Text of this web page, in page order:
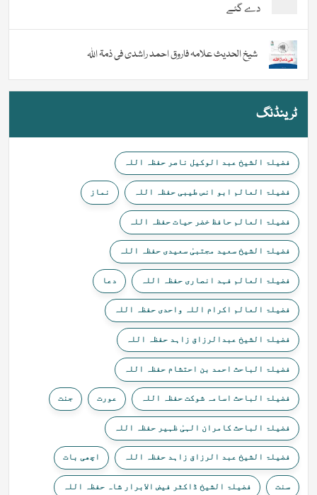
دے گئے
شیخ الحدیث علامہ فاروق احمد راشدی فی ذمۃ اللہ
ٹرینڈنگ
فضیلۃ الشیخ عبد الوکیل ناصر حفظہ اللہ
فضیلۃ العالم ابو انس طیبی حفظہ اللہ نماز
فضیلۃ العالم حافظ خضر حیات حفظہ اللہ
فضیلۃ الشیخ سعید مجتبیٰ سعیدی حفظہ اللہ
فضیلۃ العالم فہد انصاری حفظہ اللہ دعا
فضیلۃ العالم اکرام اللہ واحدی حفظہ اللہ
فضیلۃ الشیخ عبدالرزاق زاہد حفظہ اللہ
فضیلۃ الباحث احمد بن احتشام حفظہ اللہ
فضیلۃ الباحث اسامہ شوکت حفظہ اللہ عورت جنت
فضیلۃ الباحث کامران الہیٰ ظہیر حفظہ اللہ
فضیلۃ الشیخ عبد الرزاق زاہد حفظہ اللہ اچھی بات
سنت فضیلۃ الشیخ ڈاکٹر فیض الابرار شاہ حفظہ اللہ